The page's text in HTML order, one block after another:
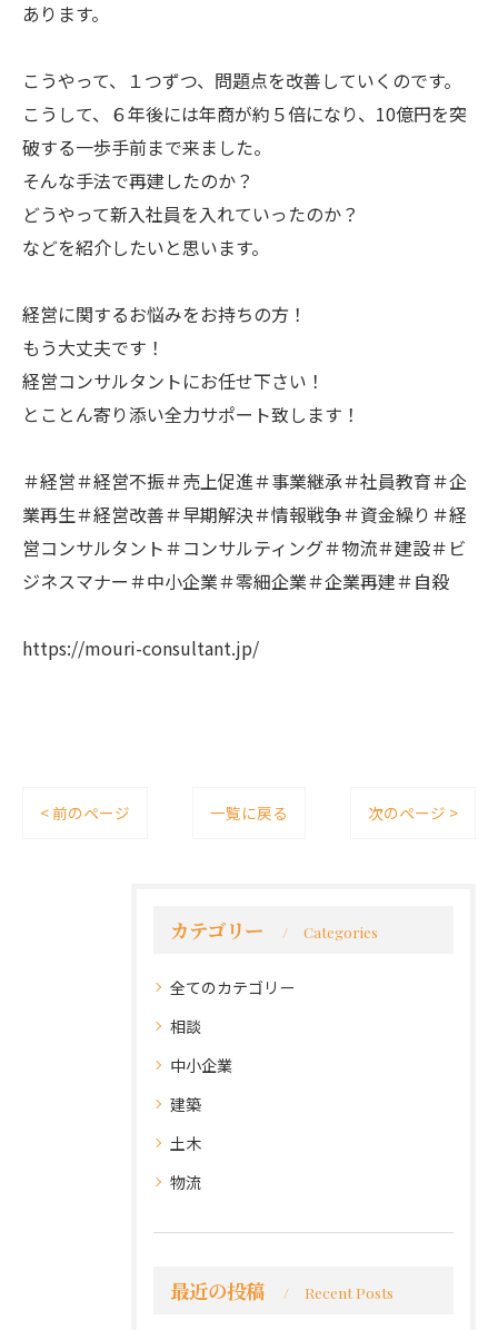
あります。
こうやって、１つずつ、問題点を改善していくのです。
こうして、６年後には年商が約５倍になり、10億円を突
破する一歩手前まで来ました。
そんな手法で再建したのか？
どうやって新入社員を入れていったのか？
などを紹介したいと思います。
経営に関するお悩みをお持ちの方！
もう大丈夫です！
経営コンサルタントにお任せ下さい！
とことん寄り添い全力サポート致します！
＃経営＃経営不振＃売上促進＃事業継承＃社員教育＃企
業再生＃経営改善＃早期解決＃情報戦争＃資金繰り＃経
営コンサルタント＃コンサルティング＃物流＃建設＃ビ
ジネスマナー＃中小企業＃零細企業＃企業再建＃自殺
https://mouri-consultant.jp/
< 前のページ 一覧に戻る 次のページ >
カテゴリー Categories
全てのカテゴリー
相談
中小企業
建築
土木
物流
最近の投稿 Recent Posts